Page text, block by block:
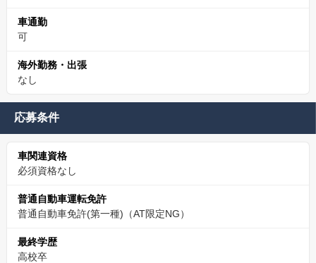
車通勤
可
海外勤務・出張
なし
応募条件
車関連資格
必須資格なし
普通自動車運転免許
普通自動車免許(第一種)（AT限定NG）
最終学歴
高校卒